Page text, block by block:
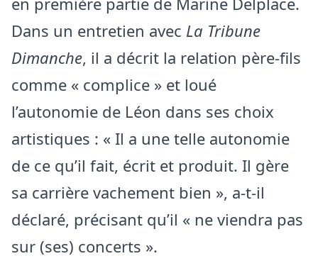
Dans un entretien avec La Tribune
Dimanche, il a décrit la relation père-fils
comme « complice » et loué
l’autonomie de Léon dans ses choix
artistiques : « Il a une telle autonomie
de ce qu’il fait, écrit et produit. Il gère
sa carrière vachement bien », a-t-il
déclaré, précisant qu’il « ne viendra pas
sur (ses) concerts ».